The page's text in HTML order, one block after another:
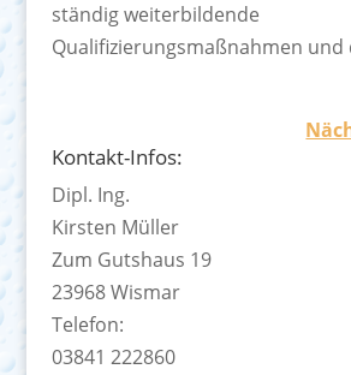
ständig weiterbildende
Qualifizierungsmaßnahmen und
Kontakt-Infos:
Dipl. Ing.
Kirsten Müller
Zum Gutshaus 19
23968 Wismar
Telefon:
03841 222860